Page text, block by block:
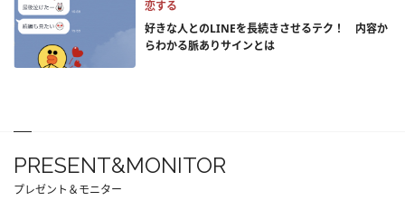
恋する
好きな人とのLINEを長続きさせるテク！ 内容か
らわかる脈ありサインとは
PRESENT&MONITOR
プレゼント＆モニター